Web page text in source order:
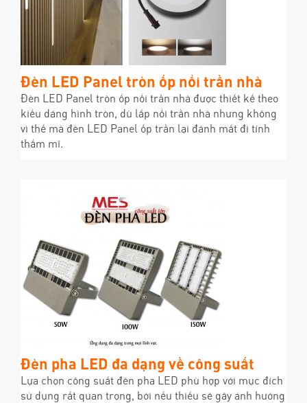
Đèn LED Panel tròn ốp nổi trần nhà
Đèn LED Panel tròn ốp nổi trần nhà được thiết kế theo
kiểu dáng hình tròn, dù lắp nổi trần nhà nhưng không
vì thế mà đèn LED Panel ốp trần lại đánh mất đi tính
thẩm mĩ.
Đèn pha LED đa dạng về công suất
Lựa chọn công suất đèn pha LED phù hợp với mục đích
sử dụng rất quan trọng, bởi nếu thiếu sẽ gây ảnh hưởng